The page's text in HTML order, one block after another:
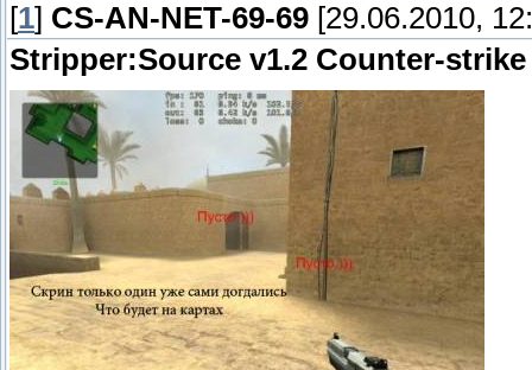
[1] CS-AN-NET-69-69 [29.06.2010,
Stripper:Source v1.2 Counter-